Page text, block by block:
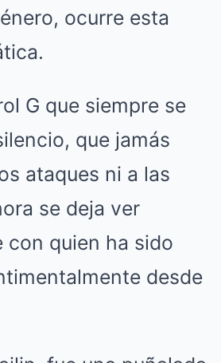
ocurre esta
G que siempre se
que jamás
ataques ni a las
se deja ver
con quien ha sido
desde